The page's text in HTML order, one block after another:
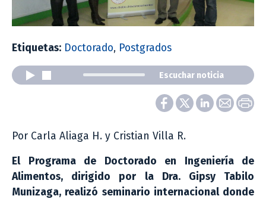
Etiquetas: Doctorado, Postgrados
Escuchar noticia
Por Carla Aliaga H. y Cristian Villa R.
El Programa de Doctorado en Ingeniería de
Alimentos, dirigido por la Dra. Gipsy Tabilo
Munizaga, realizó seminario internacional donde